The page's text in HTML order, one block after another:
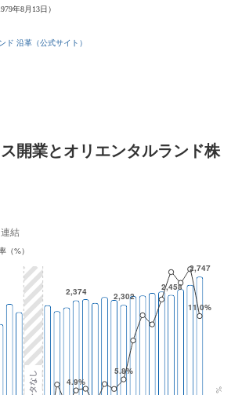
年8月13日）
ド 沿革（公式サイト）
開業とオリエンタルランド株
結
（%）